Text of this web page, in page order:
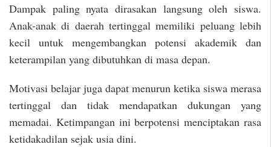
Dampak paling nyata dirasakan langsung oleh siswa.
Anak-anak di daerah tertinggal memiliki peluang lebih
kecil untuk mengembangkan potensi akademik dan
keterampilan yang dibutuhkan di masa depan.
Motivasi belajar juga dapat menurun ketika siswa merasa
tertinggal dan tidak mendapatkan dukungan yang
memadai. Ketimpangan ini berpotensi menciptakan rasa
ketidakadilan sejak usia dini.